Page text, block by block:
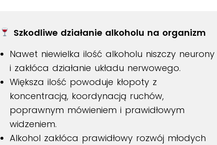
Szkodliwe działanie alkoholu na organizm
Nawet niewielka ilość alkoholu niszczy neurony
i zakłóca działanie układu nerwowego.
Większa ilość powoduje kłopoty z
koncentracją, koordynacją ruchów,
poprawnym mówieniem i prawidłowym
widzeniem.
Alkohol zakłóca prawidłowy rozwój młodych